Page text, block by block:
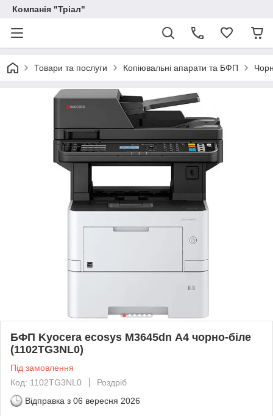
Компанія "Тріал"
Товари та послуги Копіювальні апарати та БФП
БФП Kyocera ecosys M3645dn А4 чорно-біле
(1102TG3NL0)
Під замовлення
Код: 1102TG3NL0
Роздріб
Відправка з 06 вересня 2026